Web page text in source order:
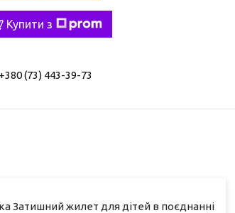
Купити з
+380 (73) 443-39-73
Затишний жилет для дітей в поєднанні